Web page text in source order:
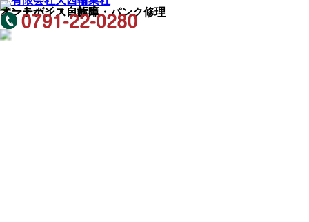
オートバイ・自転車
メンテナンス・故障・パンク修理